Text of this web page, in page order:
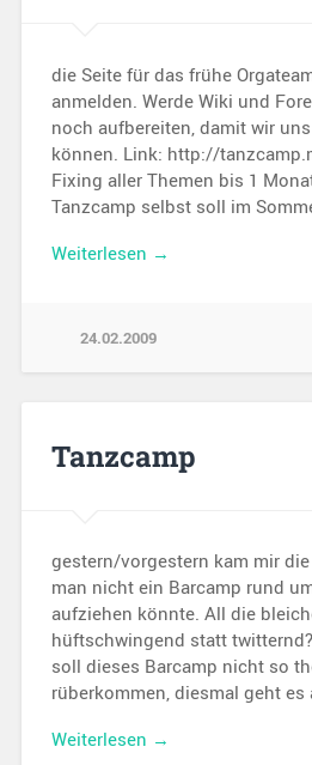
die Seite für das frühe
anmelden. Werde Wiki und
noch aufbereiten, damit wir
können. Link: http://
Fixing aller Themen bis 1
Tanzcamp selbst soll im
Weiterlesen →
24.02.2009
Tanzcamp
gestern/vorgestern kam mir
man nicht ein Barcamp rund
aufziehen könnte. All die
hüftschwingend statt
soll dieses Barcamp nicht so
rüberkommen, diesmal geht es
Weiterlesen →